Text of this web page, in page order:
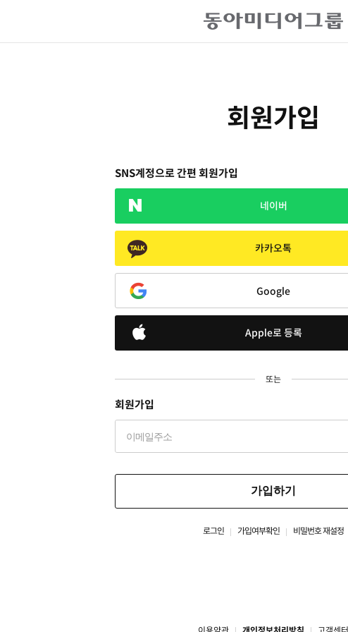
회원가입
SNS계정으로 간편 회원가입
네이버
카카오톡
Google
Apple로 등록
또는
회원가입
가입하기
로그인 가입여부확인 비밀번호 재설정